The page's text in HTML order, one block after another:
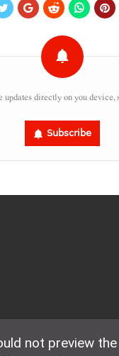
updates directly on you device,
Subscribe